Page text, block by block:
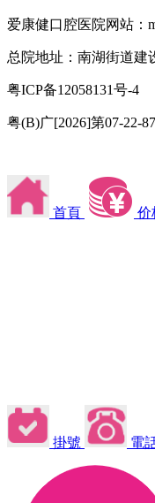
爱康健口腔医院网站：
总院地址：南湖街道建
粤ICP备12058131号-4
粤(B)广[2026]第07-22-
首頁 价
掛號 電